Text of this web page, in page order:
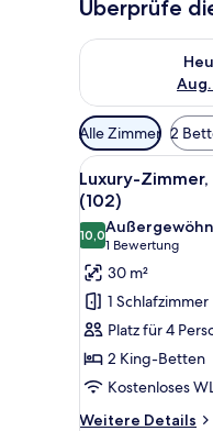
Überprüfe
Überprüfe die
Verfügbare
Filter
für
Zimmer
Alle Zimmer 2
Alle
Fotos
für
Luxury-
Zimmer,
Mehrere
Betten,
Nichtraucher
(102)
anzeigen
5
Luxury-
(102)
10,010,0 von 10
1 Bewertung
(1
Bewertung)
30 m²
1 Schlafzimmer
Platz für 4
2 King-Betten
Kostenloses
Weitere Details
Weitere